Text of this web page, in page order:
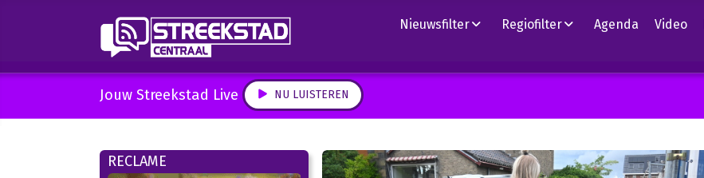
Nieuwsfilter Regiofilter Agenda Video
Jouw Streekstad Live NU LUISTEREN
RECLAME